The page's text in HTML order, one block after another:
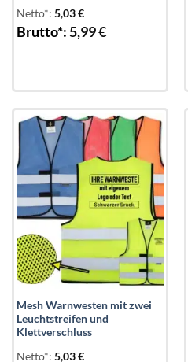
Netto*: 5,03€
Brutto*:5,99€
Add to
wishlist
Mesh Warnwesten mit zwei
Leuchtstreifen und
Klettverschluss
Netto*: 5,03€